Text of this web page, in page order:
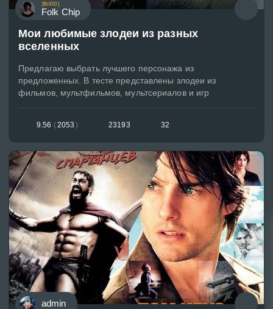
[BUDD]
Folk Chip
Мои любимые злодеи из разных
вселенных
Предлагаю выбрать лучшего персонажа из
предложенных. В тесте представлены злодеи из
фильмов, мультфильмов, мультсериалов и игр
9.56 (2053 ) 23193 32
admin